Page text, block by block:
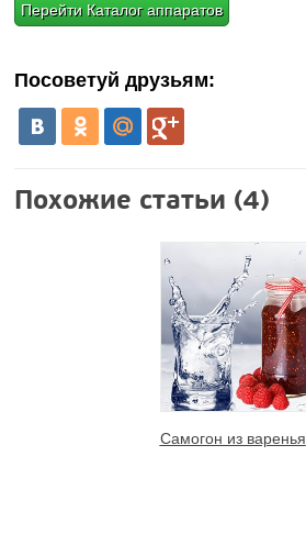
Перейти Каталог аппаратов
Посоветуй друзьям:
Похожие статьи (4)
Самогон из варенья